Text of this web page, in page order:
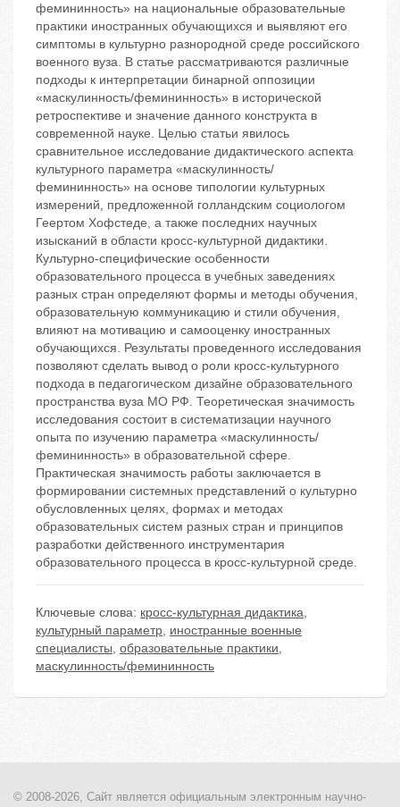
фемининность» на национальные образовательные
практики иностранных обучающихся и выявляют его
симптомы в культурно разнородной среде российского
военного вуза. В статье рассматриваются различные
подходы к интерпретации бинарной оппозиции
«маскулинность/фемининность» в исторической
ретроспективе и значение данного конструкта в
современной науке. Целью статьи явилось
сравнительное исследование дидактического аспекта
культурного параметра «маскулинность/
фемининность» на основе типологии культурных
измерений, предложенной голландским социологом
Геертом Хофстеде, а также последних научных
изысканий в области кросс-культурной дидактики.
Культурно-специфические особенности
образовательного процесса в учебных заведениях
разных стран определяют формы и методы обучения,
образовательную коммуникацию и стили обучения,
влияют на мотивацию и самооценку иностранных
обучающихся. Результаты проведенного исследования
позволяют сделать вывод о роли кросс-культурного
подхода в педагогическом дизайне образовательного
пространства вуза МО РФ. Теоретическая значимость
исследования состоит в систематизации научного
опыта по изучению параметра «маскулинность/
фемининность» в образовательной сфере.
Практическая значимость работы заключается в
формировании системных представлений о культурно
обусловленных целях, формах и методах
образовательных систем разных стран и принципов
разработки действенного инструментария
образовательного процесса в кросс-культурной среде.
Ключевые слова: кросс-культурная дидактика,
культурный параметр, иностранные военные
специалисты, образовательные практики,
маскулинность/фемининность
© 2008-2026, Сайт является официальным электронным научно-